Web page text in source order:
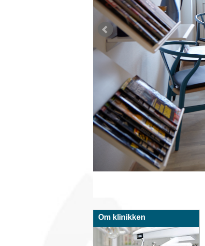
Om klinikken